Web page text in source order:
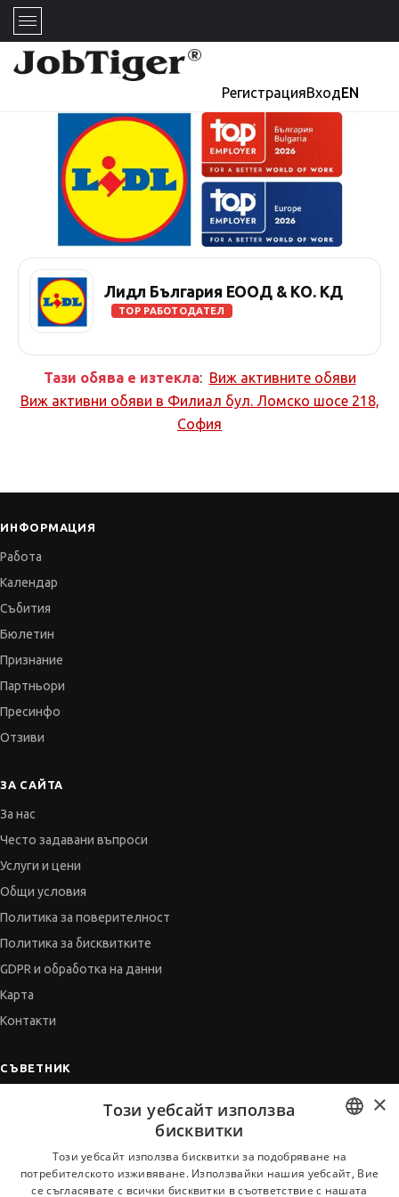
РегистрацияВходEN
Лидл България ЕООД & КО. КД
TOP РАБОТОДАТЕЛ
Тази обява е изтекла: Виж активните обяви
Виж активни обяви в Филиал бул. Ломско шосе 218,
София
ИНФОРМАЦИЯ
Работа
Календар
Събития
Бюлетин
Признание
Партньори
Пресинфо
Отзиви
ЗА САЙТА
За нас
Често задавани въпроси
Услуги и цени
Общи условия
Политика за поверителност
Политика за бисквитките
GDPR и обработка на данни
Карта
Контакти
СЪВЕТНИК
Когато получим оферта
BULGARIAN
ENGLISH
×
Този уебсайт използва
бисквитки
Този уебсайт използва бисквитки за подобряване на
потребителското изживяване. Използвайки нашия уебсайт, Вие
се съгласявате с всички бисквитки в съответствие с нашата